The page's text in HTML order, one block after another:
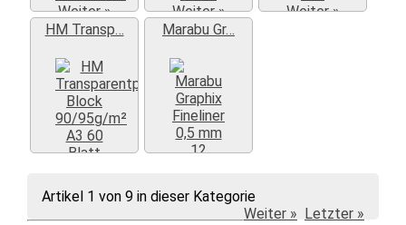
Weiter » Weiter »
Weiter »
HM Transp…
Marabu Gr…
Artikel 1 von 9 in dieser Kategorie
Weiter » Letzter »